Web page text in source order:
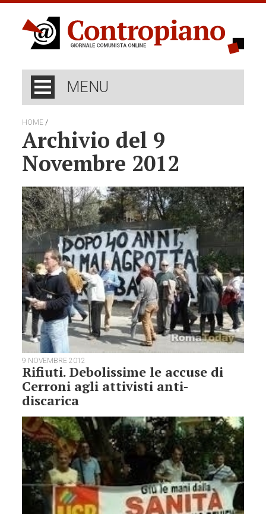
MENU
HOME /
Archivio del 9
Novembre 2012
9 NOVEMBRE 2012
Rifiuti. Debolissime le accuse di
Cerroni agli attivisti anti-
discarica